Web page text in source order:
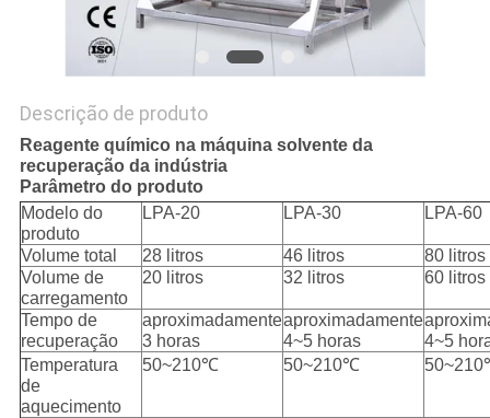
Descrição de produto
Reagente químico na máquina solvente da
recuperação da indústria
Parâmetro do produto
Modelo do
produto
LPA-20 LPA-30 LPA-60
Volume total 28 litros 46 litros
80 litros
Volume de
carregamento
20 litros 32 litros 60 litros
Tempo de
recuperação
aproximadamente
3 horas
aproximadamente
4~5 horas
4~5
Temperatura
de
aquecimento
50~210℃ 50~210℃